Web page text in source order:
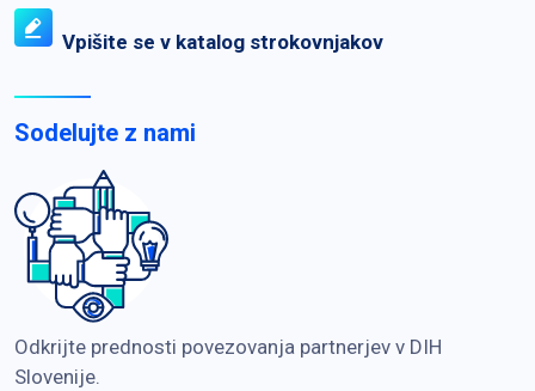
Vpišite se v katalog strokovnjakov
Sodelujte z nami
Odkrijte prednosti povezovanja partnerjev v DIH
Slovenije.